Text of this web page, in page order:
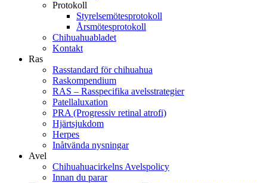
Protokoll
Styrelsemötesprotokoll
Årsmötesprotokoll
Chihuahuabladet
Kontakt
Ras
Rasstandard för chihuahua
Raskompendium
RAS – Rasspecifika avelsstrategier
Patellaluxation
PRA (Progressiv retinal atrofi)
Hjärtsjukdom
Herpes
Inåtvända nysningar
Avel
Chihuahuacirkelns Avelspolicy
Innan du parar